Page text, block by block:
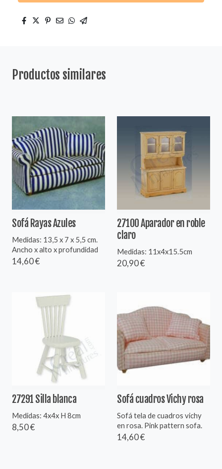
Productos similares
Sofá Rayas Azules
Medidas: 13,5 x 7 x 5,5 cm.
Ancho x alto x profundidad
14,60 €
27100 Aparador en roble
claro
Medidas: 11x4x15.5cm
20,90 €
27291 Silla blanca
Medidas: 4x4x H 8cm
8,50 €
Sofá cuadros Vichy rosa
Sofá tela de cuadros vichy
en rosa. Pink pattern sofa.
14,60 €